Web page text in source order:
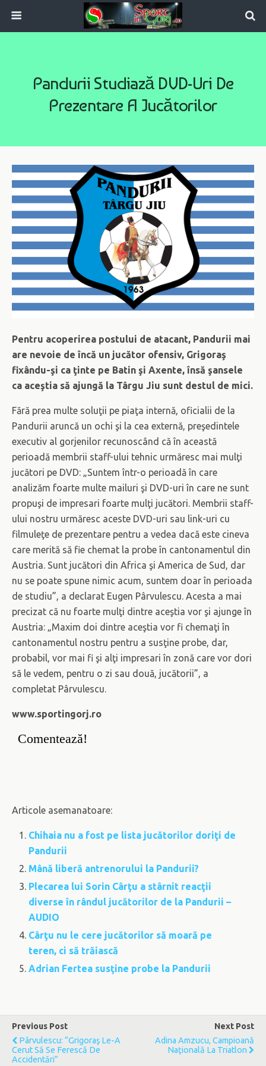
Pandurii Studiază DVD-Uri De
Prezentare A Jucătorilor
Pentru acoperirea postului de atacant, Pandurii mai
are nevoie de încă un jucător ofensiv, Grigoraş
fixându-şi ca ţinte pe Batin şi Axente, însă şansele
ca aceştia să ajungă la Târgu Jiu sunt destul de mici.
Fără prea multe soluţii pe piaţa internă, oficialii de la
Pandurii aruncă un ochi şi la cea externă, preşedintele
executiv al gorjenilor recunoscând că în această
perioadă membrii staff-ului tehnic urmăresc mai mulţi
jucători pe DVD: „Suntem într-o perioadă în care
analizăm foarte multe mailuri şi DVD-uri în care ne sunt
propuşi de impresari foarte mulţi jucători. Membrii staff-
ului nostru urmăresc aceste DVD-uri sau link-uri cu
filmuleţe de prezentare pentru a vedea dacă este cineva
care merită să fie chemat la probe în cantonamentul din
Austria. Sunt jucători din Africa şi America de Sud, dar
nu se poate spune nimic acum, suntem doar în perioada
de studiu”, a declarat Eugen Pârvulescu. Acesta a mai
precizat că nu foarte mulţi dintre aceştia vor şi ajunge în
Austria: „Maxim doi dintre aceştia vor fi chemaţi în
cantonamentul nostru pentru a susţine probe, dar,
probabil, vor mai fi şi alţi impresari în zonă care vor dori
să le vedem, pentru o zi sau două, jucătorii”, a
completat Pârvulescu.
www.sportingorj.ro
Comentează!
Articole asemanatoare:
Chihaia nu a fost pe lista jucătorilor doriţi de
Pandurii
Mână liberă antrenorului la Pandurii?
Plecarea lui Sorin Cârţu a stârnit reacţii
diverse în rândul jucătorilor de la Pandurii –
AUDIO
Cârţu nu le cere jucătorilor să moară pe
teren, ci să trăiască
Adrian Fertea susţine probe la Pandurii
Previous Post
Pârvulescu: “Grigoraş Le-A
Cerut Să Se Ferescă De
Accidentări”
Next Post
Adina Amzucu, Campioană
Naţională La Triatlon